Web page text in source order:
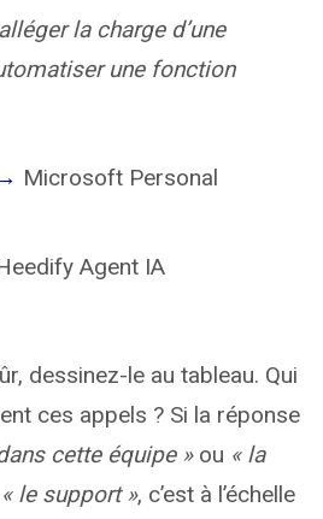
la charge d’une
une fonction
Microsoft Personal
Agent IA
dessinez-le au tableau. Qui
ces appels ? Si la réponse
cette équipe »ou « la
« le support », c’est à l’échelle